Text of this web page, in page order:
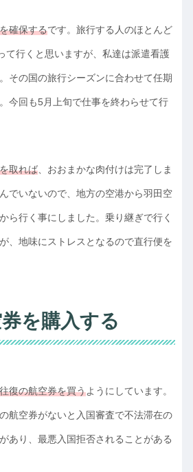
確保するです。旅行する人のほとんど
て行くと思いますが、私達は派遣看護
その国の旅行シーズンに合わせて任期
今回も5月上旬で仕事を終わらせて行
取れば 、おおまかな肉付けは完了しま
でいないので、地方の空港から羽田空
ら行く事にしました。乗り継ぎで行く
、地味にストレスとなるので直行便を
を購入する
往復の航空券を買うようにしています。
航空券がないと入国審査で不法滞在の
あり、最悪入国拒否されることがある